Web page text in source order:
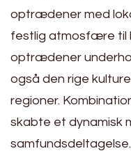
optrædener med
festlig atmosfære til
optrædener
også den rige
regioner.
skabte et dynamisk
samfundsdeltagelse.